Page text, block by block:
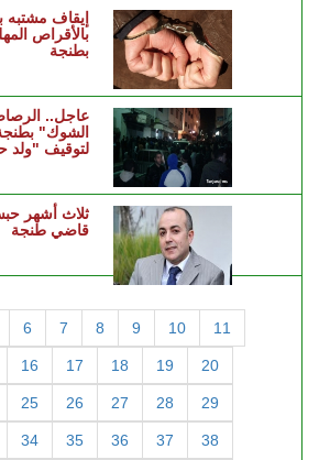
إيقاف مشتبه
بالأقراص
بطنجة
عاجل..
الشوك"
لتوقيف "ولد
ثلاث أشهر
قاضي طنجة
6 7 8 9 10 11
16 17 18 19 20
25 26 27 28 29
34 35 36 37 38